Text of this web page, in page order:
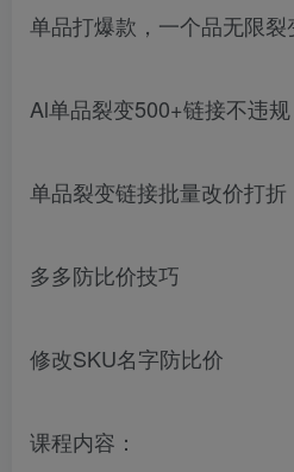
单品打爆款，一个品无限裂
Al单品裂变500+链接不违
单品裂变链接批量改价打
多多防比价技巧
修改SKU名字防比价
课程内容：